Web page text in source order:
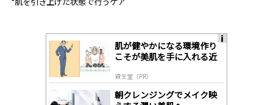
肌が健やかになる環境作り
こそが美肌を手に入れる近
資生堂（PR）
朝クレンジングでメイク映